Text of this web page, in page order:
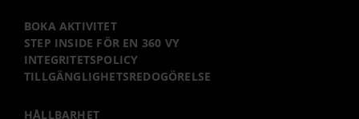
BOKA AKTIVITET
STEP INSIDE FÖR EN 360 VY
INTEGRITETSPOLICY
TILLGÄNGLIGHETSREDOGÖRELSE
HÅLLBARHET